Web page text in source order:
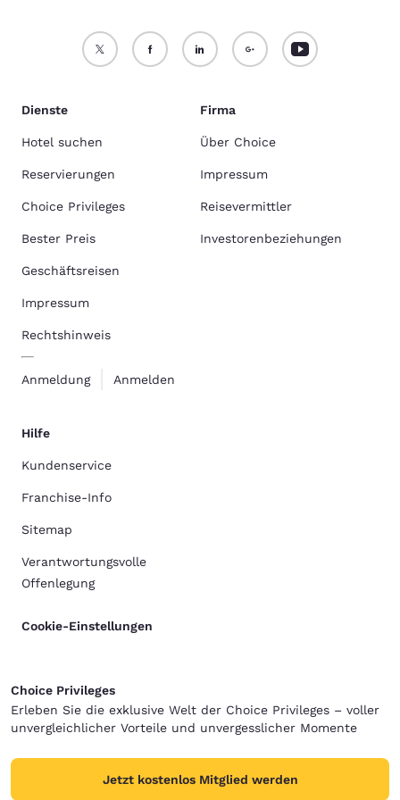
Dienste
Hotel suchen
Reservierungen
Choice Privileges
Bester Preis
Geschäftsreisen
Impressum
Rechtshinweis
Anmeldung Anmelden
Firma
Über Choice
Impressum
Reisevermittler
Investorenbeziehungen
Hilfe
Kundenservice
Franchise-Info
Sitemap
Verantwortungsvolle
Offenlegung
Cookie-Einstellungen
Choice Privileges
Erleben Sie die exklusive Welt der Choice Privileges – voller
unvergleichlicher Vorteile und unvergesslicher Momente
Jetzt kostenlos Mitglied werden